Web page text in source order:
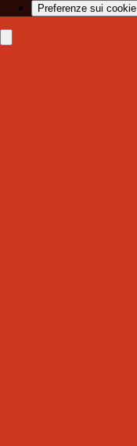
Preferenze sui cookie